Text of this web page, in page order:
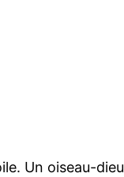
Un oiseau-dieu